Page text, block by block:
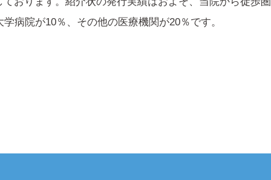
病院が10％、その他の医療機関が20％です。